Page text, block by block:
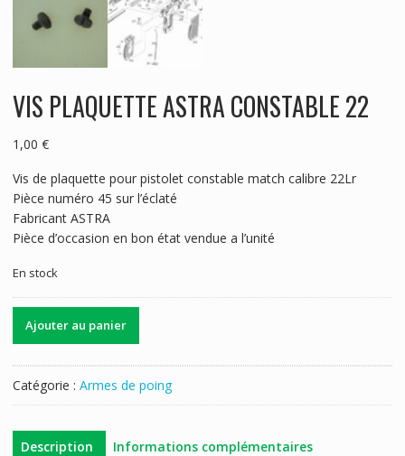
VIS PLAQUETTE ASTRA CONSTABLE 22
1,00 €
Vis de plaquette pour pistolet constable match calibre 22Lr
Pièce numéro 45 sur l’éclaté
Fabricant ASTRA
Pièce d’occasion en bon état vendue a l’unité
En stock
de
ASTRA
22
Ajouter au panier
Catégorie : Armes de poing
Description Informations complémentaires